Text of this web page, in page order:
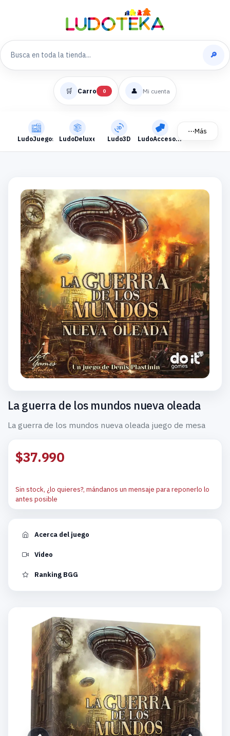
🔎
🛒 Carro 0 👤 Mi cuenta
LudoJuegos LudoDeluxe Ludo3D LudoAccesorios
⋯Más
La guerra de los mundos nueva oleada
La guerra de los mundos nueva oleada juego de mesa
$37.990
Sin stock, ¿lo quieres?, mándanos un mensaje para reponerlo lo
antes posible
Acerca del juego
Video
Ranking BGG